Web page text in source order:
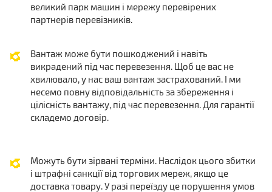
великий парк машин і мережу перевірених
партнерів перевізників.
Вантаж може бути пошкоджений і навіть
викрадений під час перевезення. Щоб це вас не
хвилювало, у нас ваш вантаж застрахований. І ми
несемо повну відповідальність за збереження і
цілісність вантажу, під час перевезення. Для гарантії
складемо договір.
Можуть бути зірвані терміни. Наслідок цього збитки
і штрафні санкції від торгових мереж, якщо це
доставка товару. У разі переїзду це порушення умов